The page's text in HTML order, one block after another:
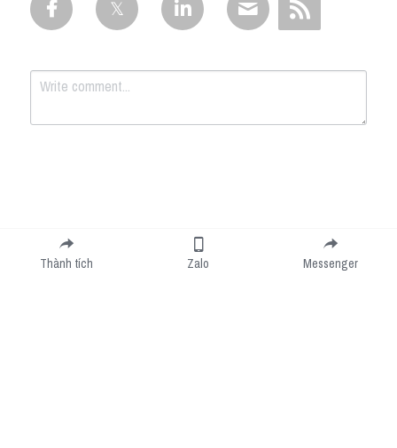
Submit
Thành tích Zalo Messenger